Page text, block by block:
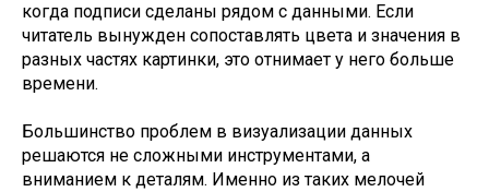
когда подписи сделаны рядом с данными. Если
читатель вынужден сопоставлять цвета и значения в
разных частях картинки, это отнимает у него больше
времени.
Большинство проблем в визуализации данных
решаются не сложными инструментами, а
вниманием к деталям. Именно из таких мелочей